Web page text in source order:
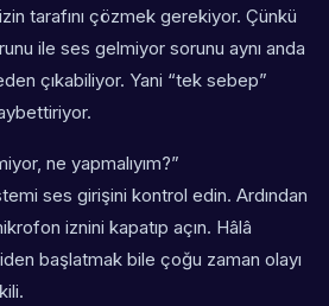
tarafını çözmek gerekiyor. Çünkü
ile ses gelmiyor sorunu aynı anda
çıkabiliyor. Yani “tek sebep”
ne yapmalıyım?”
ses girişini kontrol edin. Ardından
iznini kapatıp açın. Hâlâ
başlatmak bile çoğu zaman olayı